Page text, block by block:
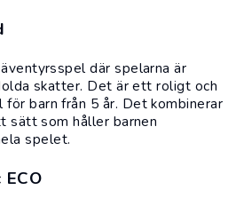
där spelarna är
skatter. Det är ett roligt och
för barn från 5 år. Det kombinerar
sätt som håller barnen
spelet.